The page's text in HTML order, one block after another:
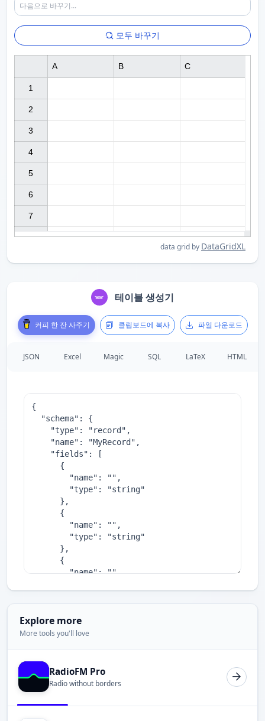
모두 바꾸기
data grid by DataGridXL
1
2
3
4
5
6
7
A B C
테이블 생성기
커피 한 잔 사주기 클립보드에 복사 파일 다운로드
JSON Excel Magic SQL LaTeX HTML
Explore more
More tools you'll love
RadioFM Pro
Radio without borders